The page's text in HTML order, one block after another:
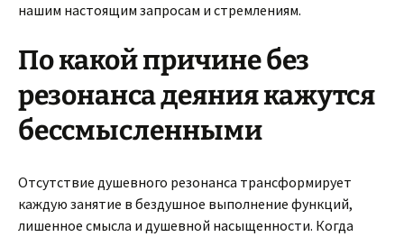
нашим настоящим запросам и стремлениям.
По какой причине без
резонанса деяния кажутся
бессмысленными
Отсутствие душевного резонанса трансформирует
каждую занятие в бездушное выполнение функций,
лишенное смысла и душевной насыщенности. Когда